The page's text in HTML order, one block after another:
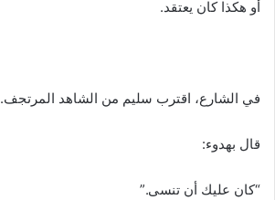
أو هكذا كان يعتقد.
في الشارع، اقترب سليم من الشاهد المرتجف.
قال بهدوء:
“كان عليك أن تنسى.”